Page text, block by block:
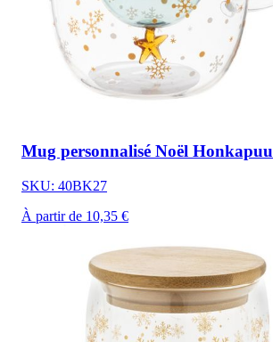
Mug personnalisé Noël Honkapuu
SKU: 40BK27
À partir de 10,35 €